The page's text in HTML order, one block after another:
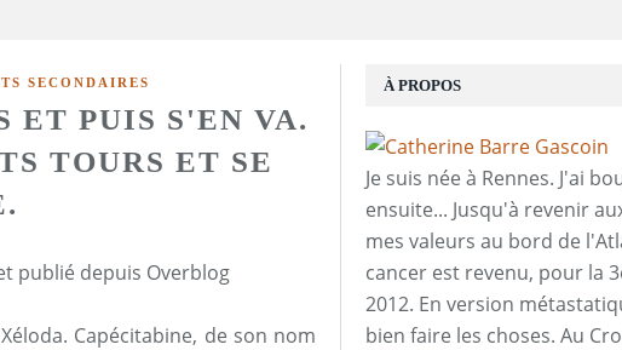
SECONDAIRES
ET PUIS S'EN VA.
TOURS ET SE
publié depuis Overblog
Capécitabine, de son nom
À PROPOS
Je suis née à Rennes. J'ai
ensuite... Jusqu'à revenir
mes valeurs au bord de
cancer est revenu, pour la
2012. En version
bien faire les choses. Au